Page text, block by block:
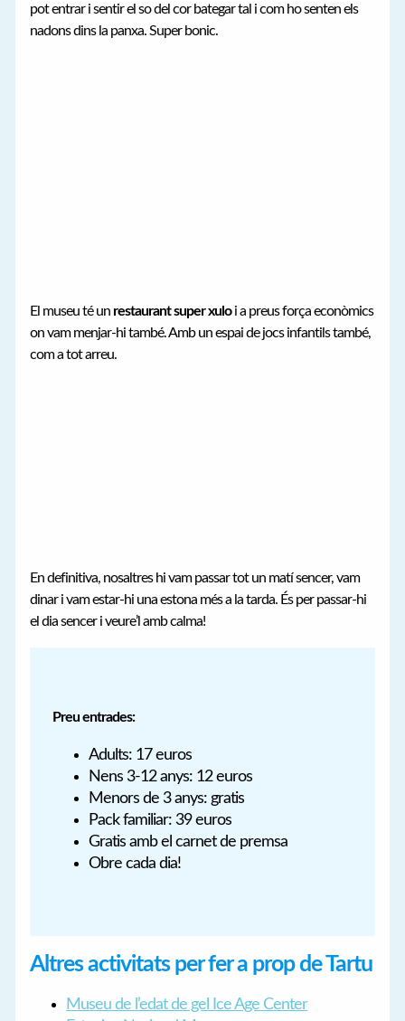
pot entrar i sentir el so del cor bategar tal i com ho senten els
nadons dins la panxa. Super bonic.
El museu té un restaurant super xuloi a preus força econòmics
on vam menjar-hi també. Amb un espai de jocs infantils també,
com a tot arreu.
En definitiva, nosaltres hi vam passar tot un matí sencer, vam
dinar i vam estar-hi una estona més a la tarda. És per passar-hi
el dia sencer i veure’l amb calma!
Preu entrades:
Adults: 17 euros
Nens 3-12 anys: 12 euros
Menors de 3 anys: gratis
Pack familiar: 39 euros
Gratis amb el carnet de premsa
Obre cada dia!
Altres activitats per fer a prop de Tartu
Museu de l’edat de gel Ice Age Center